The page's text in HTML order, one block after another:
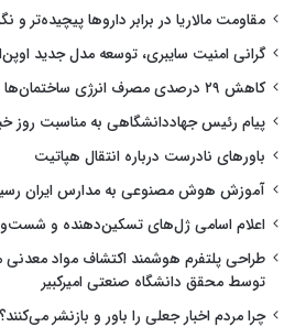
مقاومت مالاریا در برابر داروها پیچیده‌تر و
گرانی امنیت سایبری، توسعه مدل جدید
کاهش ۲۹ درصدی مصرف انرژی ساختمان‌ها با یک طراحی هوشمند
پیام رئیس جهاددانشگاهی به مناسبت روز
باورهای نادرست درباره انتقال هپاتیت
آموزش هوش مصنوعی به مدارس ایران
اعلام اسامی ژل‌های تسکین‌دهنده و
طراحی پلتفرم هوشمند اکتشاف مواد
توسط محقق دانشگاه صنعتی امیرکبیر
چرا مردم اخبار جعلی را باور و بازنشر می‌کنند؟